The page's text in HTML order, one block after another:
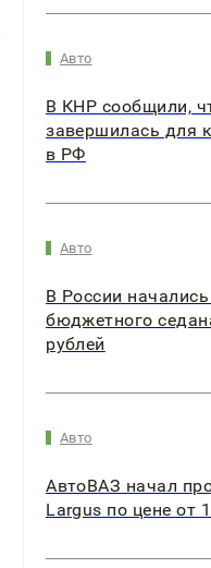
Авто
В КНР сообщили,
завершилась для
в РФ
Авто
В России
бюджетного
рублей
Авто
АвтоВАЗ начал
Largus по цене от